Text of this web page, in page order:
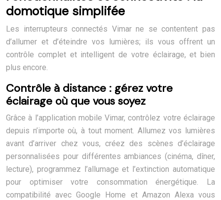
domotique simplifée
Les interrupteurs connectés Vimar ne se contentent pas
d’allumer et d’éteindre vos lumières; ils vous offrent un
contrôle complet et intelligent de votre éclairage, et bien
plus encore.
Contrôle à distance : gérez votre
éclairage où que vous soyez
Grâce à l’application mobile Vimar, contrôlez votre éclairage
depuis n’importe où, à tout moment. Allumez vos lumières
avant d’arriver chez vous, créez des scènes d’éclairage
personnalisées pour différentes ambiances (cinéma, dîner,
lecture), programmez l’allumage et l’extinction automatique
pour optimiser votre consommation énergétique. La
compatibilité avec Google Home et Amazon Alexa vous